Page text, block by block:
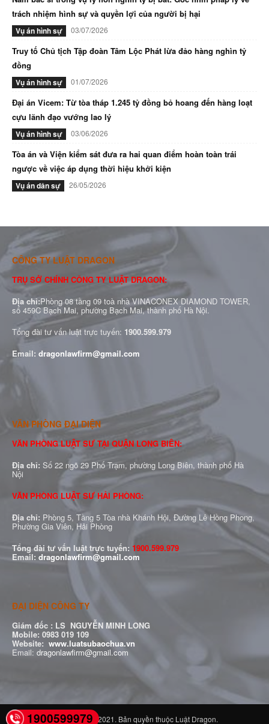
trách nhiệm hình sự và quyền lợi của người bị hại
Vụ án hình sự 03/07/2026
Truy tố Chủ tịch Tập đoàn Tâm Lộc Phát lừa đảo hàng nghìn tỷ
đồng
Vụ án hình sự 01/07/2026
Đại án Vicem: Từ tòa tháp 1.245 tỷ đồng bỏ hoang đến hàng loạt
cựu lãnh đạo vướng lao lý
Vụ án hình sự 03/06/2026
Tòa án và Viện kiểm sát đưa ra hai quan điểm hoàn toàn trái
ngược về việc áp dụng thời hiệu khởi kiện
Vụ án dân sự 26/05/2026
CÔNG TY LUẬT DRAGON
TRỤ SỞ CHÍNH CÔNG TY LUẬT DRAGON:
Địa chỉ:Phòng 08 tầng 09 toà nhà VINACONEX DIAMOND TOWER,
số 459C Bạch Mai, phường Bạch Mai, thành phố Hà Nội.
Tổng đài tư vấn luật trực tuyến: 1900.599.979
Email: dragonlawfirm@gmail.com
VĂN PHÒNG ĐẠI DIỆN
VĂN PHÒNG LUẬT SƯ TẠI QUẬN LONG BIÊN:
Địa chỉ: Số 22 ngõ 29 Phố Trạm, phường Long Biên, thành phố Hà
Nội
VĂN PHÒNG LUẬT SƯ HẢI PHÒNG:
Địa chỉ: Phòng 5, Tầng 5 Tòa nhà Khánh Hội, Đường Lê Hồng Phong,
Phường Gia Viên, Hải Phòng
Tổng đài tư vấn luật trực tuyến: 1900.599.979
Email: dragonlawfirm@gmail.com
ĐẠI DIỆN CÔNG TY
Giám đốc : LS NGUYỄN MINH LONG
Mobile: 0983 019 109
Website: www.luatsubaochua.vn
Email: dragonlawfirm@gmail.com
© Copyright ®2021. Bản quyền thuộc Luật Dragon.
1900599979